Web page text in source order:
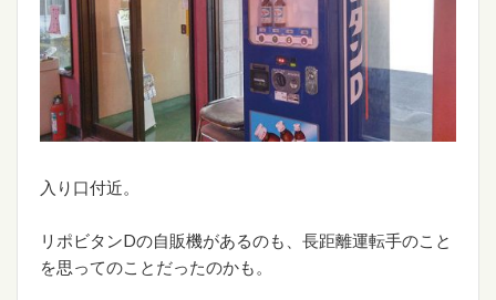
入り口付近。
リポビタンDの自販機があるのも、長距離運転手のこと
を思ってのことだったのかも。